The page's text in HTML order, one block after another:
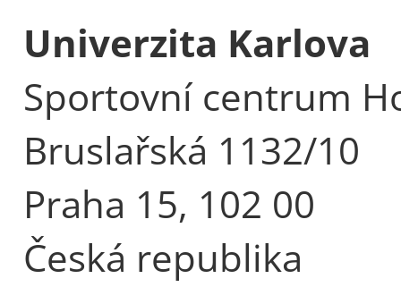
Univerzita Karlova
Sportovní centrum
Bruslařská 1132/10
Praha 15, 102 00
Česká republika